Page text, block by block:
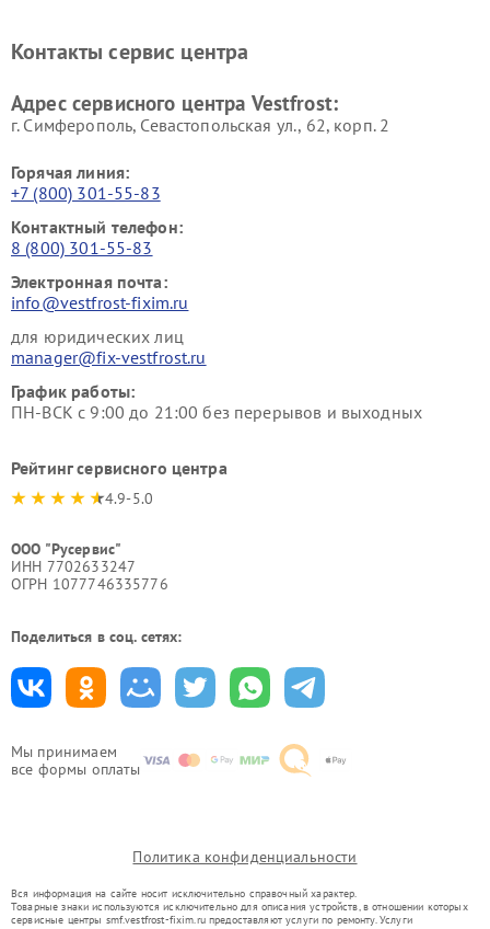
Мы принимаем
все формы оплаты
Vestfrost
Контакты сервис центра
Адрес сервисного центра Vestfrost:
г. Симферополь, Севастопольская ул., 62, корп. 2
Горячая линия:
+7 (800) 301-55-83
Контактный телефон:
8 (800) 301-55-83
Электронная почта:
info@vestfrost-fixim.ru
для юридических лиц
manager@fix-vestfrost.ru
График работы:
ПН-ВСК с 9:00 до 21:00 без перерывов и выходных
Рейтинг сервисного центра
4.9-5.0
ООО "Русервис"
ИНН 7702633247
ОГРН 1077746335776
Поделиться в соц. сетях:
Политика конфиденциальности
Вся информация на сайте носит исключительно справочный характер.
Товарные знаки используются исключительно для описания устройств, в отношении которых
сервисные центры smf.vestfrost-fixim.ru предоставляют услуги по ремонту. Услуги